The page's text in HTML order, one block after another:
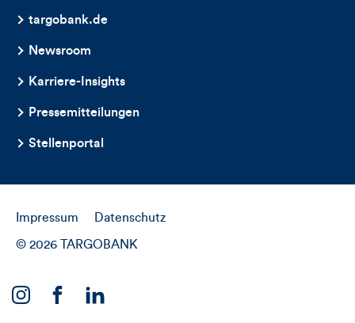
targobank.de
Newsroom
Karriere-Insights
Pressemitteilungen
Stellenportal
Impressum Datenschutz
© 2026 TARGOBANK